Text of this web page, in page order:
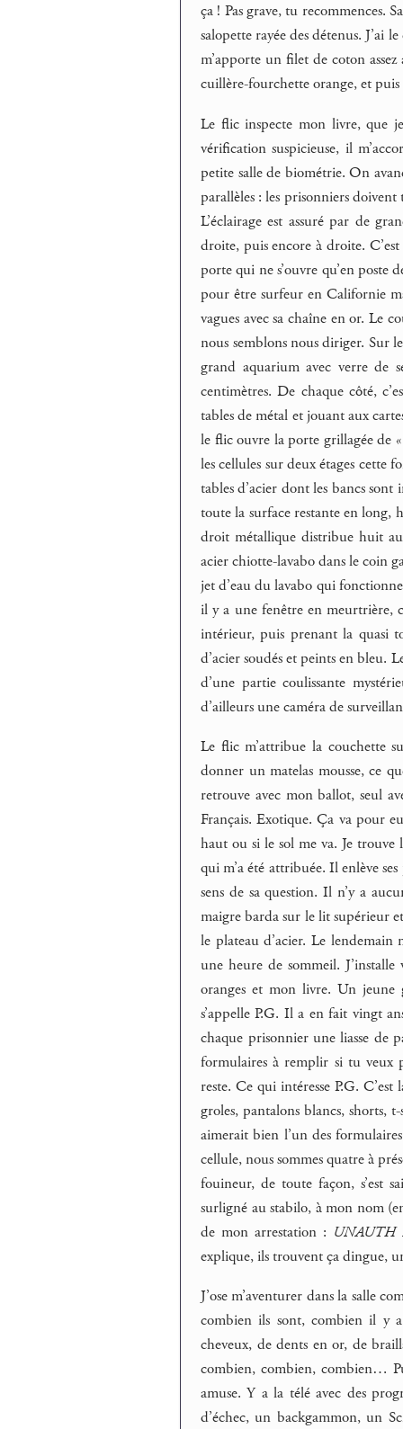
ça ! Pas grave, tu recommences.
salopette rayée des détenus.
m’apporte un filet de coton
cuillère-fourchette orange, et puis
Le flic inspecte mon livre, que
vérification suspicieuse, il
petite salle de biométrie. On
parallèles : les prisonniers
L’éclairage est assuré par de
droite, puis encore à droite.
porte qui ne s’ouvre qu’en
pour être surfeur en Californie
vagues avec sa chaîne en or. Le
nous semblons nous diriger. Sur
grand aquarium avec verre de
centimètres. De chaque côté,
tables de métal et jouant aux
le flic ouvre la porte grillagée de
les cellules sur deux étages cette
tables d’acier dont les bancs
toute la surface restante en long,
droit métallique distribue huit
acier chiotte-lavabo dans le coin
jet d’eau du lavabo qui
il y a une fenêtre en meurtrière,
intérieur, puis prenant la quasi
d’acier soudés et peints en bleu.
d’une partie coulissante
d’ailleurs une caméra de
Le flic m’attribue la couchette
donner un matelas mousse, ce
retrouve avec mon ballot, seul
Français. Exotique. Ça va pour
haut ou si le sol me va. Je
qui m’a été attribuée. Il enlève
sens de sa question. Il n’y a
maigre barda sur le lit supérieur
le plateau d’acier. Le
une heure de sommeil.
oranges et mon livre. Un jeune
s’appelle P.G. Il a en fait vingt
chaque prisonnier une liasse de
formulaires à remplir si tu veux
reste. Ce qui intéresse P.G.
groles, pantalons blancs,
aimerait bien l’un des
cellule, nous sommes quatre à
fouineur, de toute façon, s’est
surligné au stabilo, à mon nom
de mon arrestation : UNAUTH
explique, ils trouvent ça dingue,
J’ose m’aventurer dans la salle
combien ils sont, combien il y
cheveux, de dents en or, de
combien, combien, combien…
amuse. Y a la télé avec des
d’échec, un backgammon, un